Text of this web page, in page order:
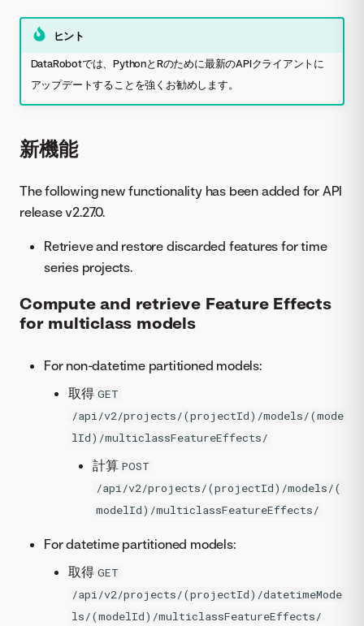
ヒント
DataRobotでは、PythonとRのために最新のAPIクライアントに
アップデートすることを強くお勧めします。
新機能
The following new functionality has been added for API
release v2.27.0.
Retrieve and restore discarded features for time
series projects.
Compute and retrieve Feature Effects
for multiclass models
For non-datetime partitioned models:
取得 GET
/api/v2/projects/(projectId)/models/(mode
lId)/multiclassFeatureEffects/
計算 POST
/api/v2/projects/(projectId)/models/(
modelId)/multiclassFeatureEffects/
For datetime partitioned models:
取得 GET
/api/v2/projects/(projectId)/datetimeMode
ls/(modelId)/multiclassFeatureEffects/